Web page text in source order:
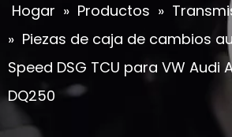
Hogar » Productos »
» Piezas de caja de cambios
Speed ​​DSG TCU para VW Audi
DQ250